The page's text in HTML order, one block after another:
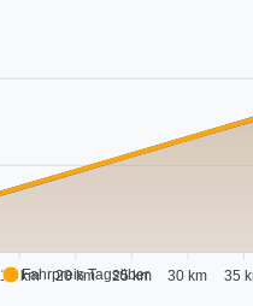
15 km 20 km 25 km 30 km 35
Fahrpreis Tagsüber